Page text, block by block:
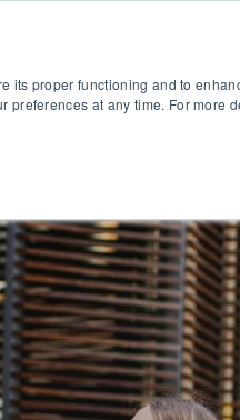
its proper functioning and to
preferences at any time. For more